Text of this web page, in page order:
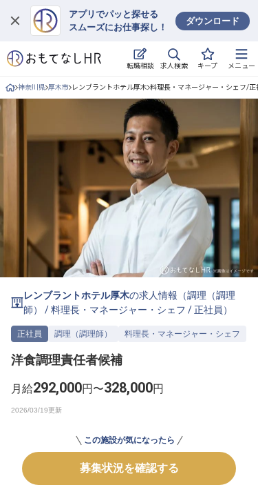
アプリでパッと探せる
スムーズにお仕事探し！
ダウンロード
転職相談 求人検索 キープ メニュー
ログイン
求人・施設を探す
就職・転職 合同説明会
おもてなしHRについて
ご利用の流れ
よくある質問
ホテル・宿泊業界情報コラム
無料 転職サポートに申し込む
採用をお考えの企業様へ
神奈川県 厚木市 レンブラントホテル厚木 料理長・マネージャー・シェフ/正
レンブラントホテル厚木の求人情報（調理（調理
師）
/料理長・マネージャー・シェフ /正社員 ）
正社員 調理（調理師） 料理長・マネージャー・シェフ
洋食調理責任者候補
月給292,000円〜328,000円
この施設が気になったら
募集状況を確認する